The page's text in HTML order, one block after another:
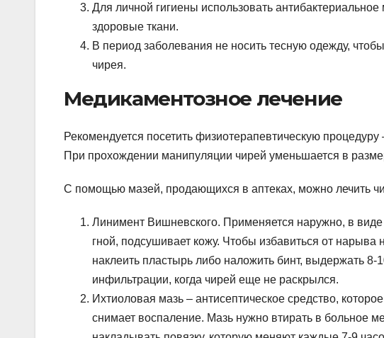
Для личной гигиены использовать
здоровые ткани.
В период заболевания не носить тесную одежду,
чирея.
Медикаментозное лечение
Рекомендуется посетить физиотерапевтическую
При прохождении манипуляции чирей уменьшается в
С помощью мазей, продающихся в аптеках, можно лечить
Линимент Вишневского. Применяется наружно, в
гной, подсушивает кожу. Чтобы избавиться от
наклеить пластырь либо наложить бинт, выдержать 8-
инфильтрации, когда чирей еще не раскрылся.
Ихтиоловая мазь – антисептическое средство,
снимает воспаление. Мазь нужно втирать в больное